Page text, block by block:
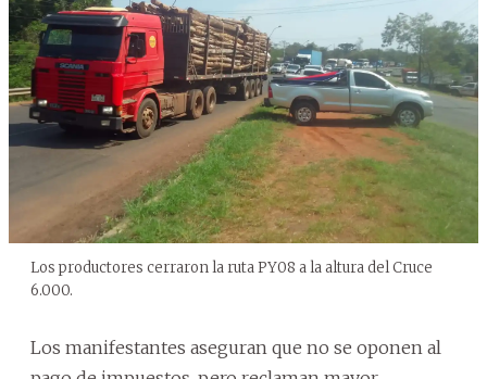
Los productores cerraron la ruta PY08 a la altura del Cruce
6.000.
Los manifestantes aseguran que no se oponen al